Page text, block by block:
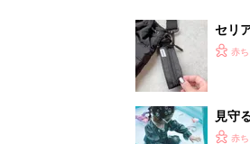
セリ
赤
見守
赤